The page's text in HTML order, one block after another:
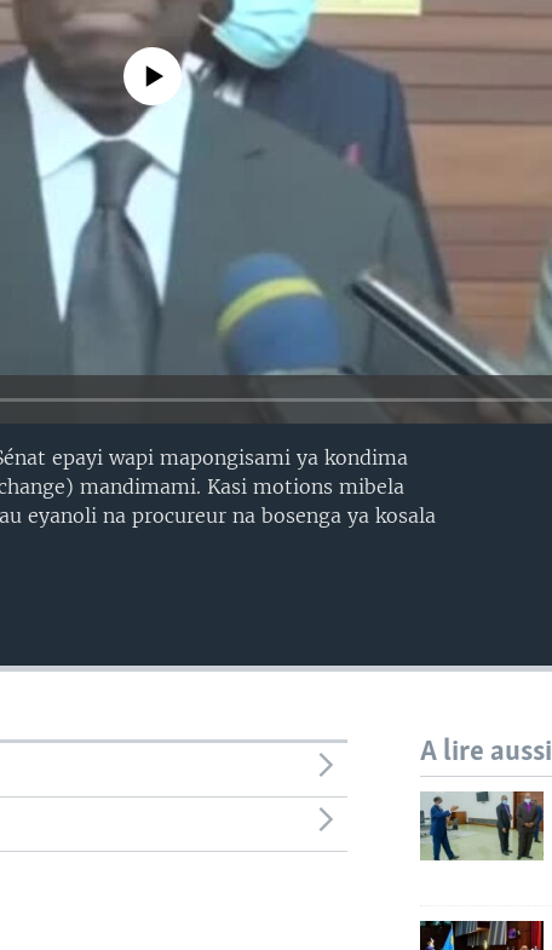
media source currently available
epayi wapi mapongisami ya kondima
mandimami. Kasi motions mibela
eyanoli na procureur na bosenga ya kosala
A lire aussi